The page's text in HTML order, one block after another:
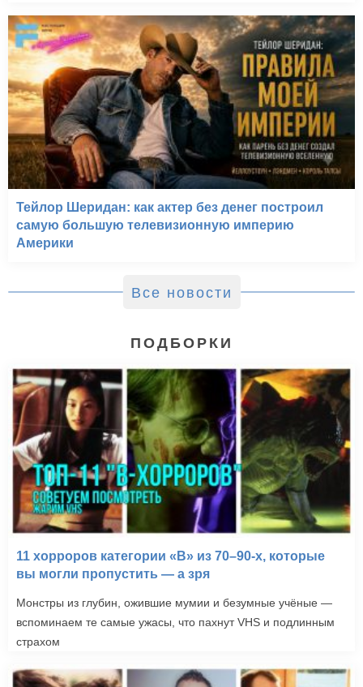
Тейлор Шеридан: как актер без денег построил
самую большую телевизионную империю
Америки
Все новости
ПОДБОРКИ
11 хорроров категории «B» из 70–90-х, которые
вы могли пропустить — а зря
Монстры из глубин, ожившие мумии и безумные учёные —
вспоминаем те самые ужасы, что пахнут VHS и подлинным
страхом